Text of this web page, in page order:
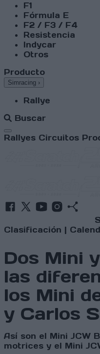
F1
Fórmula E
F2 / F3 / F4
Resistencia
Indycar
Otros
Producto
Simracing ›
Rallye
Buscar
Abrir menú
Rallyes Circuitos
Clasificación |
Dos Mini
las
los Mini
y Carlos
Así son el Mini JCW
motrices y el Mini